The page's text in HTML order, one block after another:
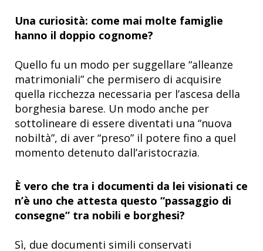
Una curiosità: come mai molte famiglie
hanno il doppio cognome?
Quello fu un modo per suggellare “alleanze
matrimoniali” che permisero di acquisire
quella ricchezza necessaria per l’ascesa della
borghesia barese. Un modo anche per
sottolineare di essere diventati una “nuova
nobiltà”, di aver “preso” il potere fino a quel
momento detenuto dall’aristocrazia.
È vero che tra i documenti da lei visionati ce
n’è uno che attesta questo “passaggio di
consegne” tra nobili e borghesi?
Sì, due documenti simili conservati